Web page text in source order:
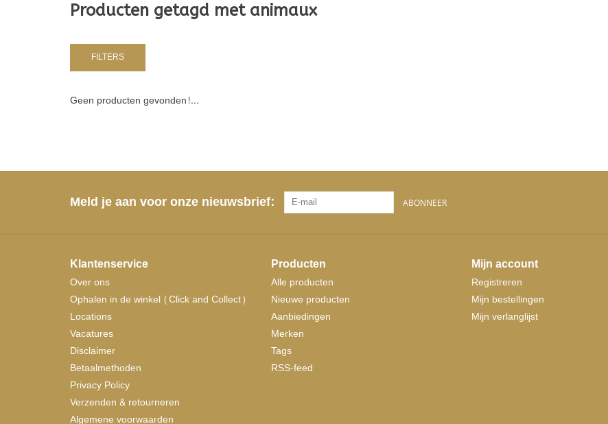
Producten getagd met animaux
FILTERS
Geen producten gevonden!...
Meld je aan voor onze nieuwsbrief: ABONNEER
Klantenservice
Over ons
Ophalen in de winkel (Click and Collect)
Locations
Vacatures
Disclaimer
Betaalmethoden
Privacy Policy
Verzenden & retourneren
Algemene voorwaarden
Producten
Alle producten
Nieuwe producten
Aanbiedingen
Merken
Tags
RSS-feed
Mijn account
Registreren
Mijn bestellingen
Mijn verlanglijst